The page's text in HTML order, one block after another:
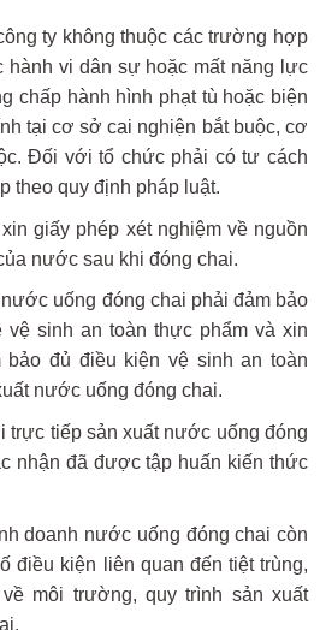
ty không thuộc các trường hợp
hành vi dân sự hoặc mất năng lực
chấp hành hình phạt tù hoặc biện
tại cơ sở cai nghiện bắt buộc, cơ
Đối với tổ chức phải có tư cách
theo quy định pháp luật.
giấy phép xét nghiệm về nguồn
nước sau khi đóng chai.
uống đóng chai phải đảm bảo
vệ sinh an toàn thực phẩm và xin
bảo đủ điều kiện vệ sinh an toàn
nước uống đóng chai.
tiếp sản xuất nước uống đóng
nhận đã được tập huấn kiến thức
doanh nước uống đóng chai còn
điều kiện liên quan đến tiệt trùng,
môi trường, quy trình sản xuất